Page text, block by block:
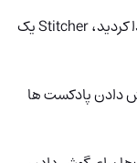
هنگامی که پادکست های مورد علاقه خود را پیدا کردید، Stitcher یک
دادن پادکست ها